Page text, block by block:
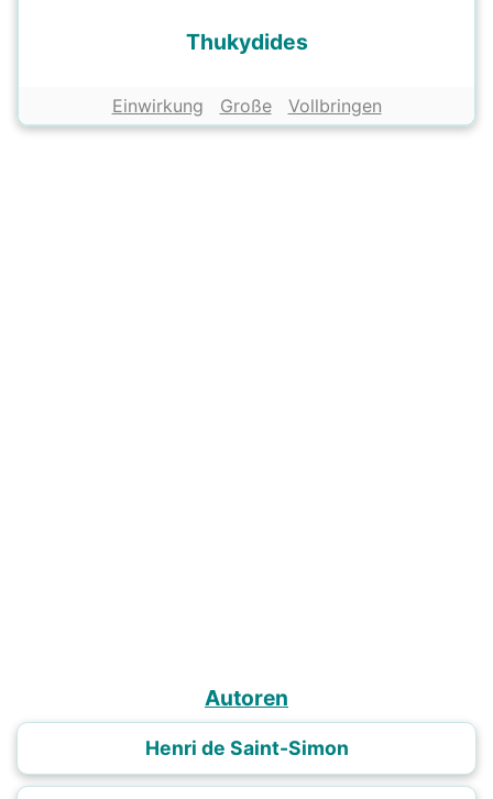
Thukydides
Einwirkung Große Vollbringen
Autoren
Henri de Saint-Simon